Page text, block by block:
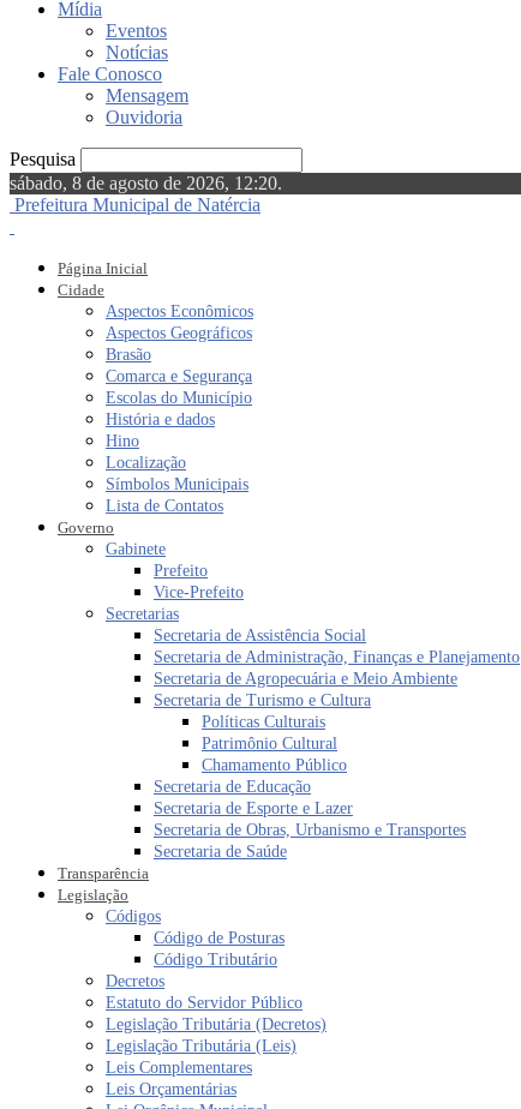
Mídia
Eventos
Notícias
Fale Conosco
Mensagem
Ouvidoria
Pesquisa
sábado, 8 de agosto de 2026, 12:20.
Prefeitura Municipal de Natércia
Página Inicial
Cidade
Aspectos Econômicos
Aspectos Geográficos
Brasão
Comarca e Segurança
Escolas do Município
História e dados
Hino
Localização
Símbolos Municipais
Lista de Contatos
Governo
Gabinete
Prefeito
Vice-Prefeito
Secretarias
Secretaria de Assistência Social
Secretaria de Administração, Finanças e Planejamento
Secretaria de Agropecuária e Meio Ambiente
Secretaria de Turismo e Cultura
Políticas Culturais
Patrimônio Cultural
Chamamento Público
Secretaria de Educação
Secretaria de Esporte e Lazer
Secretaria de Obras, Urbanismo e Transportes
Secretaria de Saúde
Transparência
Legislação
Códigos
Código de Posturas
Código Tributário
Decretos
Estatuto do Servidor Público
Legislação Tributária (Decretos)
Legislação Tributária (Leis)
Leis Complementares
Leis Orçamentárias